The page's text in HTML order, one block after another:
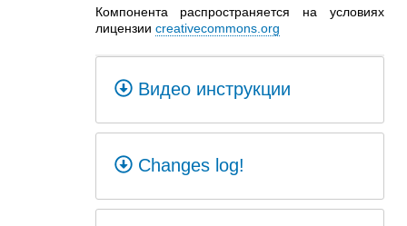
Компонента распространяется на условиях
лицензии creativecommons.org
Видео инструкции
Changes log!